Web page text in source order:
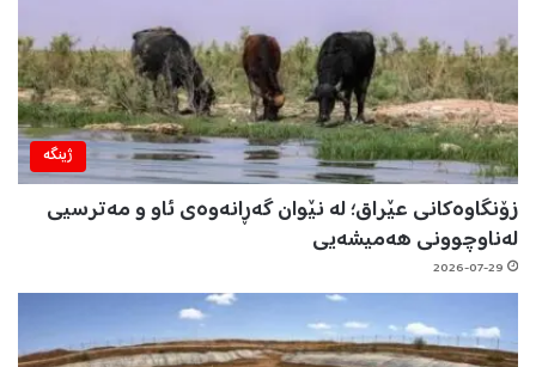
ژینگه‌
زۆنگاوەکانی عێراق؛ لە نێوان گەڕانەوەی ئاو و مەترسیی
لەناوچوونی هەمیشەیی
2026-07-29